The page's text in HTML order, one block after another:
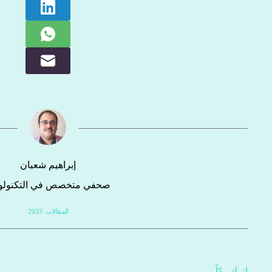
إبراهيم شعبان
صحفي متخصص في
المقالات: 2033